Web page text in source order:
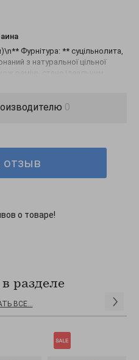
Фурнітура: ** суцільнолита,
з натуральної цільної
ремінь стане ідеальним
вас щодня.\n* Всі ремені
на одяг, зносостійкий та
0
отзыв
о товаре!
разделе
ВСЕ...